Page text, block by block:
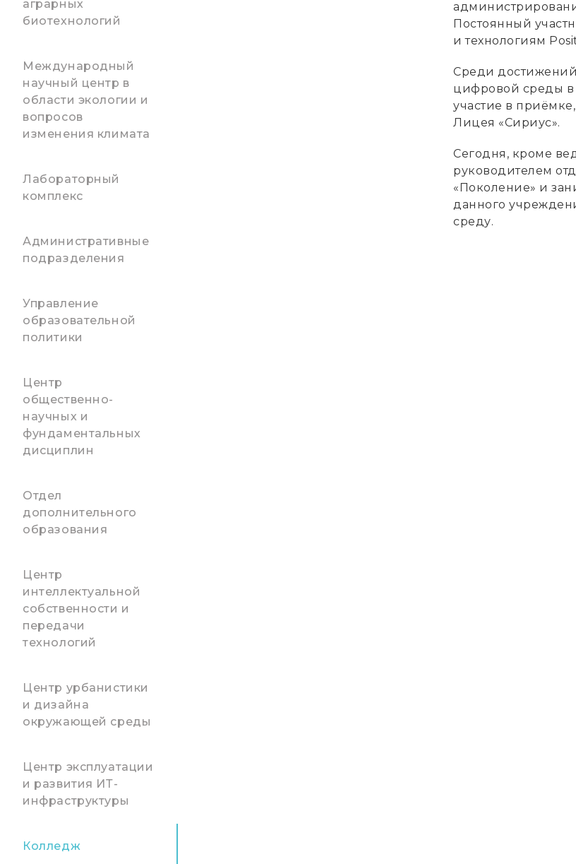
аграрных
биотехнологий
Международный
научный центр в
области экологии и
вопросов
изменения климата
Лабораторный
комплекс
Административные
подразделения
Управление
образовательной
политики
Центр
общественно-
научных и
фундаментальных
дисциплин
Отдел
дополнительного
образования
Центр
интеллектуальной
собственности и
передачи
технологий
Центр урбанистики
и дизайна
окружающей среды
Центр эксплуатации
и развития ИТ-
инфраструктуры
Колледж
Постоянный
и технологиям
Среди
цифровой среды в
участие в
Лицея «Сириус».
Сегодня, кроме
руководителем
«Поколение» и
данного
среду.